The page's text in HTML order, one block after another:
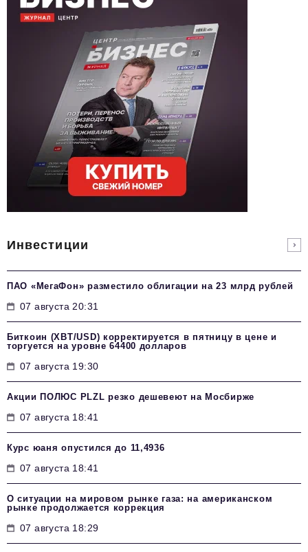
Инвестиции
ПАО «МегаФон» разместило облигации на 23 млрд рублей
07 августа 20:31
Биткоин (XBT/USD) корректируется в пятницу в цене и
торгуется на уровне 64400 долларов
07 августа 19:30
Акции ПОЛЮС PLZL резко дешевеют на Мосбирже
07 августа 18:41
Курс юаня опустился до 11,4936
07 августа 18:41
О ситуации на мировом рынке газа: на американском
рынке продолжается коррекция
07 августа 18:29